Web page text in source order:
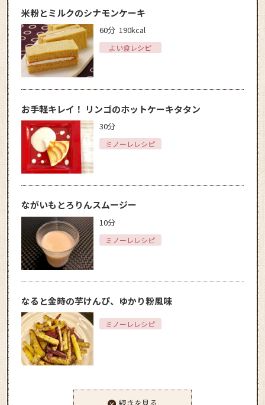
米粉とミルクのシナモンケーキ
60分 190kcal
よい食レシピ
お手軽キレイ！ リンゴのホットケーキタタン
30分
ミノーレレシピ
ながいもとろりんスムージー
10分
ミノーレレシピ
なると金時の芋けんぴ、ゆかり粉風味
ミノーレレシピ